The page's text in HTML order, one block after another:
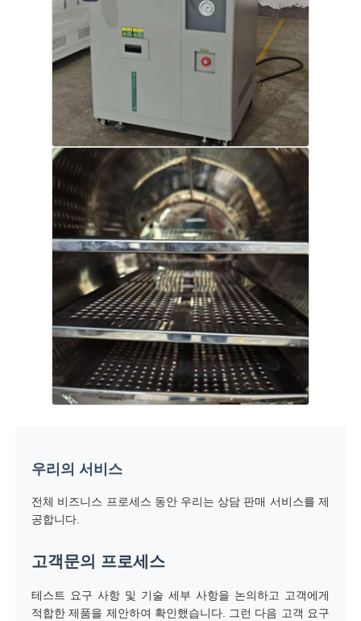
우리의 서비스
전체 비즈니스 프로세스 동안 우리는 상담 판매 서비스를 제
공합니다.
고객문의 프로세스
테스트 요구 사항 및 기술 세부 사항을 논의하고 고객에게
적합한 제품을 제안하여 확인했습니다. 그런 다음 고객 요구